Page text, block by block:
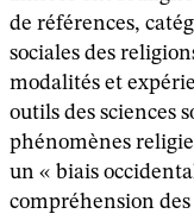
de références,
sociales des
modalités et
outils des sciences
phénomènes
un « biais
compréhension des